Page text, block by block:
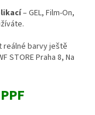
– GEL, Film-On,
reálné barvy ještě
STORE Praha 8, Na
PPF